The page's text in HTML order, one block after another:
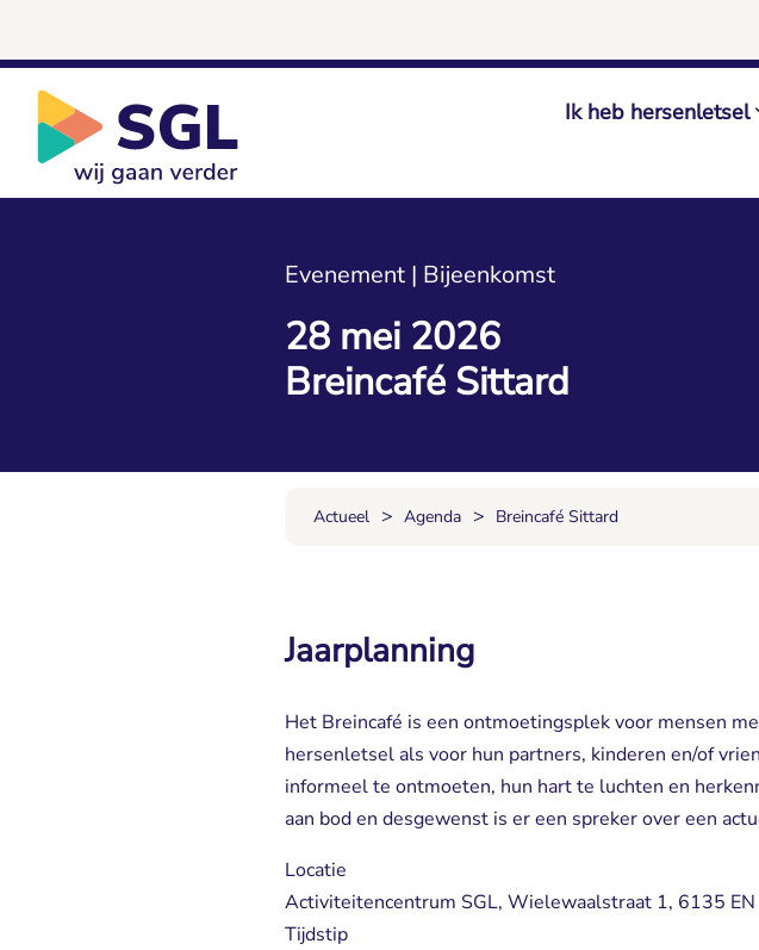
Ik heb hersenletsel
Evenement | Bijeenkomst
28 mei 2026
Breincafé Sittard
Actueel > Agenda > Breincafé Sittard
Jaarplanning
Het Breincafé is een ontmoetingsplek voor mensen
hersenletsel als voor hun partners, kinderen en/of
informeel te ontmoeten, hun hart te luchten en
aan bod en desgewenst is er een spreker over een
Locatie
Activiteitencentrum SGL, Wielewaalstraat 1, 6135
Tijdstip